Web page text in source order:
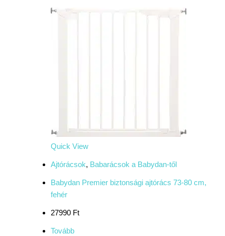
Quick View
Ajtórácsok, Babarácsok a Babydan-től
Babydan Premier biztonsági ajtórács 73-80 cm,
fehér
27990 Ft
Tovább